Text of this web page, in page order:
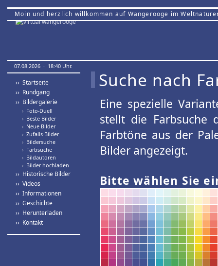
Moin und herzlich willkommen auf Wangerooge im
07.08.2026 · 18:40 Uhr.
›› Startseite
›› Rundgang
›› Bildergalerie
› Foto-Duell
› Beste Bilder
› Neue Bilder
› Zufalls-Bilder
› Bildersuche
› Farbsuche
› Bildautoren
› Bilder hochladen
›› Historische Bilder
›› Videos
›› Informationen
›› Geschichte
›› Herunterladen
›› Kontakt
Suche nach
Eine spezielle
stellt die Farbsuche
Farbtöne aus der
Bilder angezeigt.
Bitte wählen Sie